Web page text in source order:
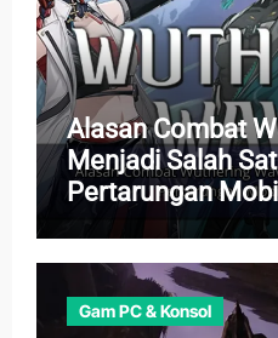
Alasan Combat
Menjadi Salah
Pertarungan
Gam PC & Konsol